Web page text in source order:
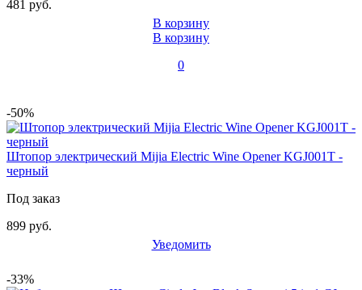
481 руб.
В корзину
В корзину
0
-50%
Штопор электрический Mijia Electric Wine Opener KGJ001T -
черный
Под заказ
899 руб.
Уведомить
-33%